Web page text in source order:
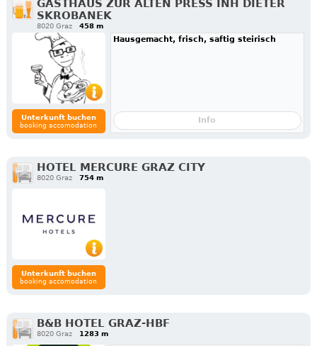
GASTHAUS ZUR ALTEN PRESS INH DIETER
SKROBANEK
8020 Graz 458 m
Unterkunft buchen
booking accomodation
Hausgemacht, frisch, saftig steirisch
Info
HOTEL MERCURE GRAZ CITY
8020 Graz 754 m
Unterkunft buchen
booking accomodation
B&B HOTEL GRAZ-HBF
8020 Graz 1283 m